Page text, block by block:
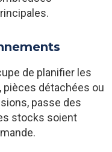
de planifier les
pièces détachées ou
passe des
stocks soient